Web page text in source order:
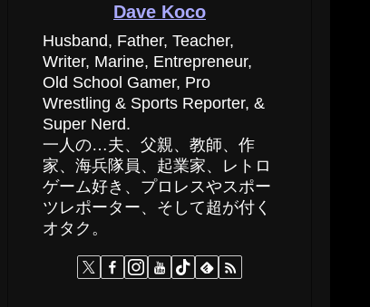
Dave Koco
Husband, Father, Teacher,
Writer, Marine, Entrepreneur,
Old School Gamer, Pro
Wrestling & Sports Reporter, &
Super Nerd.
一人の…夫、父親、教師、作
家、海兵隊員、起業家、レトロ
ゲーム好き、プロレスやスポー
ツレポーター、そして超が付く
オタク。